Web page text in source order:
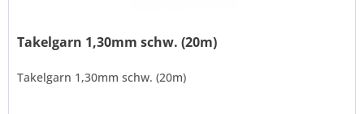
Takelgarn 1,30mm schw. (20m)
Takelgarn 1,30mm schw. (20m)